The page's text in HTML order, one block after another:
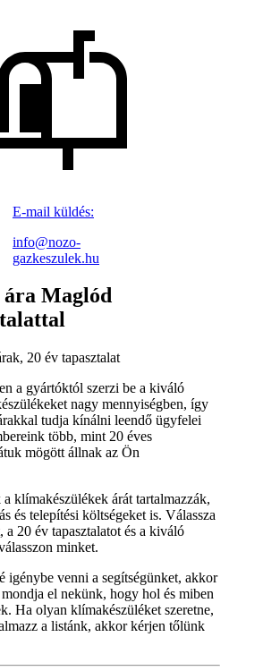
E-mail küldés:
info@nozo-
gazkeszulek.hu
Maglód
20 év tapasztalat
a gyártóktól szerzi be a kiváló
nagy mennyiségben, így
tudja kínálni leendő ügyfelei
több, mint 20 éves
mögött állnak az Ön
klímakészülékek árát tartalmazzák,
és telepítési költségeket is. Válassza
a 20 év tapasztalatot és a kiváló
minket.
igénybe venni a segítségünket, akkor
el nekünk, hogy hol és miben
Ha olyan klímakészüléket szeretne,
a listánk, akkor kérjen tőlünk